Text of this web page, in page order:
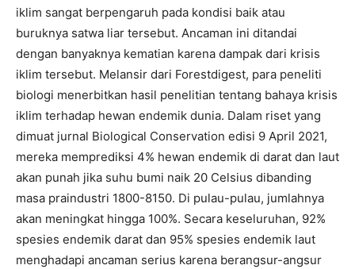
iklim sangat berpengaruh pada kondisi baik atau
buruknya satwa liar tersebut. Ancaman ini ditandai
dengan banyaknya kematian karena dampak dari krisis
iklim tersebut. Melansir dari Forestdigest, para peneliti
biologi menerbitkan hasil penelitian tentang bahaya krisis
iklim terhadap hewan endemik dunia. Dalam riset yang
dimuat jurnal Biological Conservation edisi 9 April 2021,
mereka memprediksi 4% hewan endemik di darat dan laut
akan punah jika suhu bumi naik 20 Celsius dibanding
masa praindustri 1800-8150. Di pulau-pulau, jumlahnya
akan meningkat hingga 100%. Secara keseluruhan, 92%
spesies endemik darat dan 95% spesies endemik laut
menghadapi ancaman serius karena berangsur-angsur